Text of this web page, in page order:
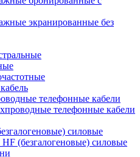
экранированные без
телефонные кабели
телефонные кабели
силовые
(безгалогеновые) силовые